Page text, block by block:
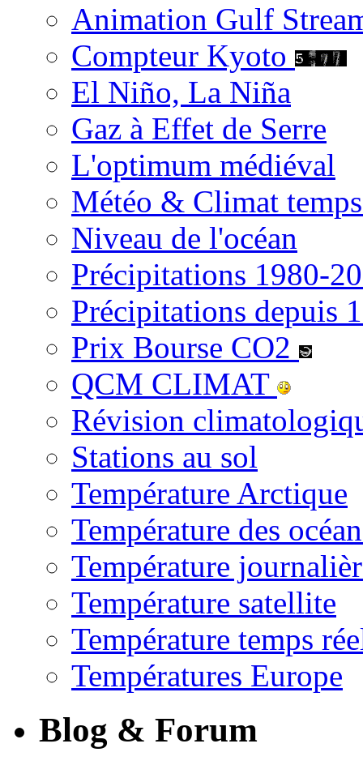
Animation Gulf
Compteur Kyoto
El Niño, La Niña
Gaz à Effet de Serre
L'optimum médiéval
Météo & Climat
Niveau de l'océan
Précipitations 1980-
Précipitations depuis
Prix Bourse CO2
QCM CLIMAT
Révision
Stations au sol
Température Arctique
Température des
Température
Température satellite
Température temps
Températures Europe
Blog & Forum